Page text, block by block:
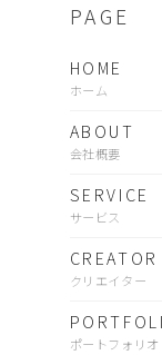
PAGE
HOME
ホーム
ABOUT
会社概要
SERVICE
サービス
CREATOR
クリエイター
ポートフォリオ